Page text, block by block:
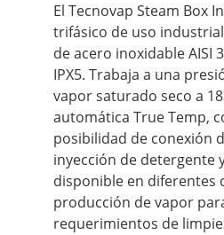
El Tecnovap Steam Box
trifásico de uso
de acero inoxidable AISI
IPX5. Trabaja a una
vapor saturado seco a
automática True Temp,
posibilidad de conexión
inyección de detergente
disponible en diferentes
producción de vapor
requerimientos de